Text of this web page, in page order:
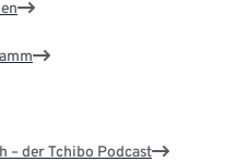
– der Tchibo Podcast